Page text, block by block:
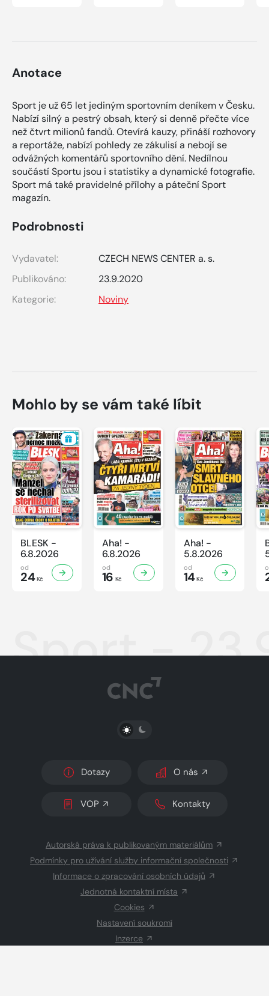
Anotace
Sport je už 65 let jediným sportovním deníkem v Česku.
Nabízí silný a pestrý obsah, který si denně přečte více
než čtvrt milionů fandů. Otevírá kauzy, přináší rozhovory
a reportáže, nabízí pohledy ze zákulisí a nebojí se
odvážných komentářů sportovního dění. Nedílnou
součástí Sportu jsou i statistiky a dynamické fotografie.
Sport má také pravidelné přílohy a páteční Sport
magazín.
Podrobnosti
Vydavatel:
CZECH NEWS CENTER a. s.
Publikováno:
23.9.2020
Kategorie:
Noviny
Mohlo by se vám také líbit
BLESK -
6.8.2026
od
24Kč
Aha! -
6.8.2026
od
16 Kč
Aha! -
5.8.2026
od
14Kč
Sport -
PŘEPNOUT SVĚTLÝ/TMAVÝ REŽIM
Dotazy O nás
VOP Kontakty
Autorská práva k publikovaným materiálům
Podmínky pro užívání služby informační společnosti
Informace o zpracování osobních údajů
Jednotná kontaktní místa
Cookies
Nastavení soukromí
Inzerce